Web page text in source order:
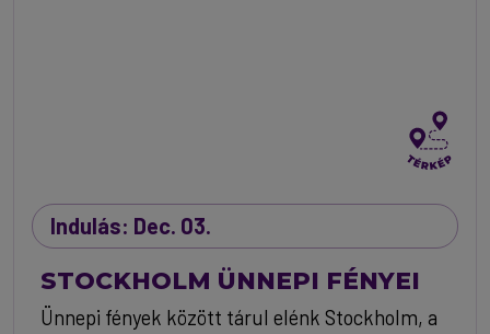
Indulás: Dec. 03.
STOCKHOLM ÜNNEPI FÉNYEI
Ünnepi fények között tárul elénk Stockholm, a